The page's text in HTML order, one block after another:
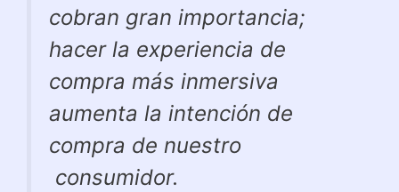
cobran gran importancia;
hacer la experiencia de
compra más inmersiva
aumenta la intención de
compra de nuestro
consumidor.